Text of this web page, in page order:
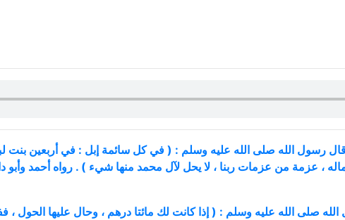
رسول الله صلى الله عليه وسلم : ( في كل سائمة إبل : في أربعين بنت
، عزمة من عزمات ربنا ، لا يحل لآل محمد منها شيء ) . رواه أحمد
صلى الله عليه وسلم : ( إذا كانت لك مائتا درهم ، وحال عليها